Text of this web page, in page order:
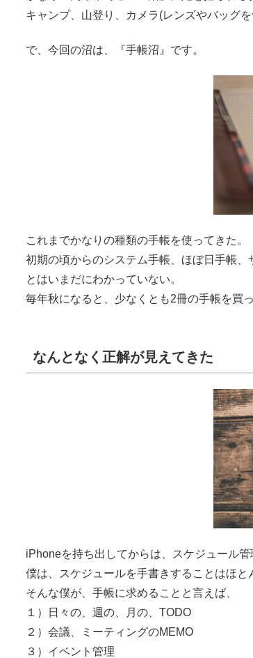
キャンプ、山登り、カメラ(レンズやバッグ
で、今回の沼は、『手帳沼』です。
これまでかなりの種類の手帳を使ってきた。
初期の頃からのシステム手帳、ほぼ日手帳
とはいまだにわかっていない。
毎年秋になると、少なくとも2冊の手帳を買
なんとなく正解が見えてきた
iPhoneを持ち出してからは、スケジュール
僕は、スケジュールを手書きすることはほと
そんな僕が、手帳に求めることと言えば、
１）日々の、週の、月の、TODO
２）会議、ミーティングのMEMO
３）イベント管理